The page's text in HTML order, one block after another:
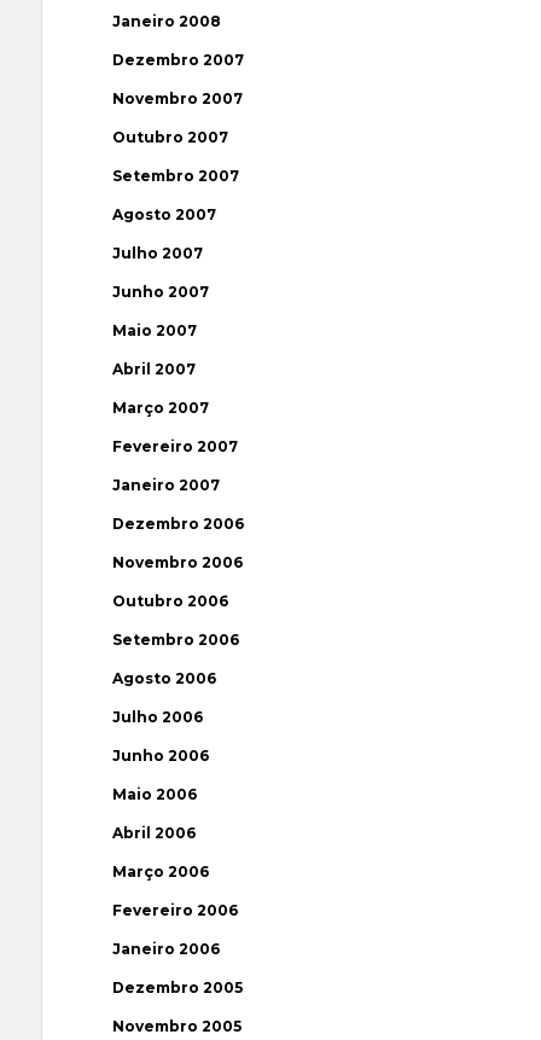
Janeiro 2008
Dezembro 2007
Novembro 2007
Outubro 2007
Setembro 2007
Agosto 2007
Julho 2007
Junho 2007
Maio 2007
Abril 2007
Março 2007
Fevereiro 2007
Janeiro 2007
Dezembro 2006
Novembro 2006
Outubro 2006
Setembro 2006
Agosto 2006
Julho 2006
Junho 2006
Maio 2006
Abril 2006
Março 2006
Fevereiro 2006
Janeiro 2006
Dezembro 2005
Novembro 2005